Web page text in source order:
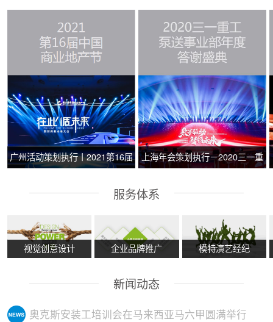
广州活动策划执行丨2021第16届
上海年会策划执行－2020三一重
服务体系
视觉创意设计 企业品牌推广 模特演艺经纪
新闻动态
奥克斯安装工培训会在马来西亚马六甲圆满举行